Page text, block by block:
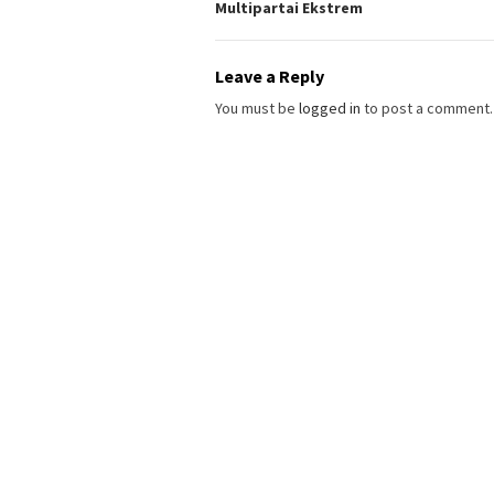
Multipartai Ekstrem
Leave a Reply
You must be logged in to post a comment.